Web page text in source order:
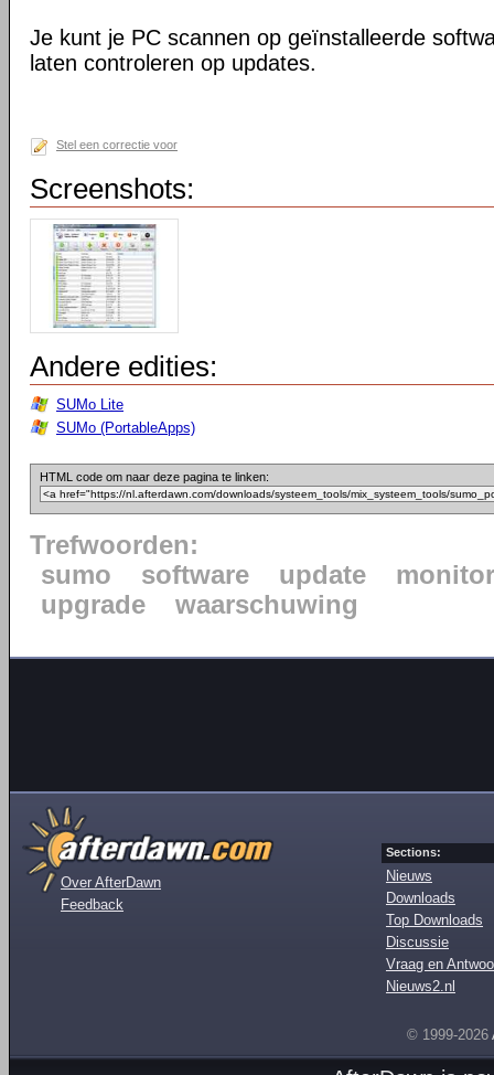
Je kunt je PC scannen op geïnstalleerde
laten controleren op updates.
Stel een correctie voor
Screenshots:
Andere edities:
SUMo Lite
SUMo (PortableApps)
HTML code om naar deze pagina te linken:
Trefwoorden:
sumo
software update
monitor
upgrade
waarschuwing
Over AfterDawn
Feedback
Sections:
Nieuws
Downloads
Top Downloads
Discussie
Vraag en
Nieuws2.nl
© 1999-2026